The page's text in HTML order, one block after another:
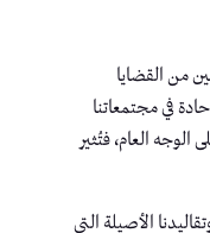
من القضايا
في مجتمعاتنا
العام، فتُثير
الأصيلة التي